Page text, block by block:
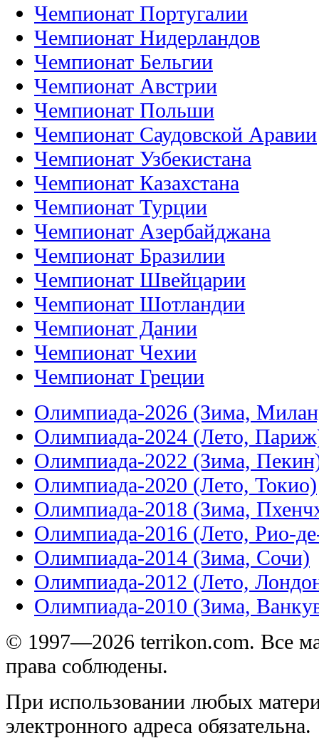
Чемпионат Португалии
Чемпионат Нидерландов
Чемпионат Бельгии
Чемпионат Австрии
Чемпионат Польши
Чемпионат Саудовской Аравии
Чемпионат Узбекистана
Чемпионат Казахстана
Чемпионат Турции
Чемпионат Азербайджана
Чемпионат Бразилии
Чемпионат Швейцарии
Чемпионат Шотландии
Чемпионат Дании
Чемпионат Чехии
Чемпионат Греции
Олимпиада-2026 (Зима,
Олимпиада-2024 (Лето,
Олимпиада-2022 (Зима,
Олимпиада-2020 (Лето, Токио)
Олимпиада-2018 (Зима,
Олимпиада-2016 (Лето, Рио-
Олимпиада-2014 (Зима, Сочи)
Олимпиада-2012 (Лето,
Олимпиада-2010 (Зима,
© 1997—2026 terrikon.com. Все
права соблюдены.
При использовании любых
электронного адреса обязательна.